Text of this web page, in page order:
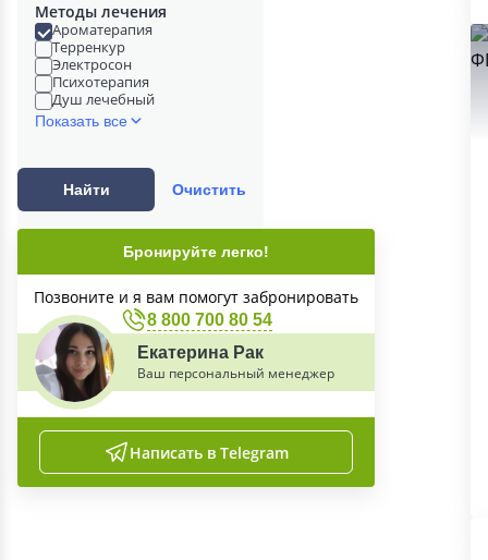
Методы лечения
Ароматерапия
Терренкур
Электросон
Психотерапия
Душ лечебный
Показать все
Найти Очистить
Бронируйте легко!
Позвоните и я вам помогут забронировать
8 800 700 80 54
Екатерина Рак
Ваш персональный менеджер
Написать в Telegram